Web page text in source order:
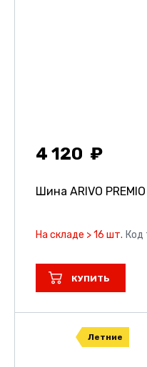
4 120
Шина ARIVO
На складе > 16 шт. Код
КУПИТЬ
Летние